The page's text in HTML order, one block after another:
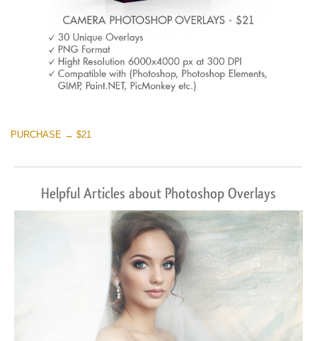
PURCHASE → $21
Helpful Articles about Photoshop Overlays